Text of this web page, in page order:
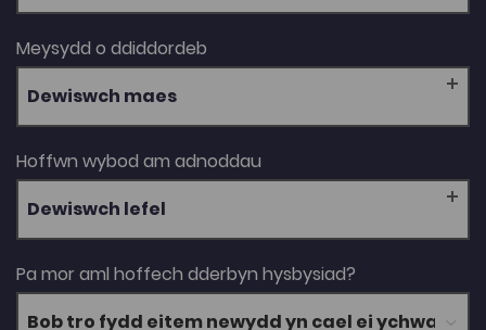
Meysydd o ddiddordeb
Dewiswch maes
Hoffwn wybod am adnoddau
Dewiswch lefel
Pa mor aml hoffech dderbyn hysbysiad?